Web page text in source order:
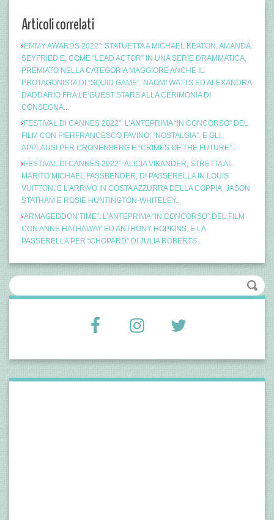
Articoli correlati
“EMMY AWARDS 2022”: STATUETTA A MICHAEL KEATON, AMANDA
SEYFRIED E, COME “LEAD ACTOR” IN UNA SERIE DRAMMATICA,
PREMIATO NELLA CATEGORIA MAGGIORE ANCHE IL
PROTAGONISTA DI “SQUID GAME”. NAOMI WATTS ED ALEXANDRA
DADDARIO FRA LE GUEST STARS ALLA CERIMONIA DI
CONSEGNA..
“FESTIVAL DI CANNES 2022”: L’ANTEPRIMA “IN CONCORSO” DEL
FILM CON PIERFRANCESCO FAVINO, “NOSTALGIA”. E GLI
APPLAUSI PER CRONENBERG E “CRIMES OF THE FUTURE”..
“FESTIVAL DI CANNES 2022”: ALICIA VIKANDER, STRETTA AL
MARITO MICHAEL FASSBENDER, DI PASSERELLA IN LOUIS
VUITTON. E L’ARRIVO IN COSTA AZZURRA DELLA COPPIA, JASON
STATHAM E ROSIE HUNTINGTON-WHITELEY..
“ARMAGEDDON TIME”: L’ANTEPRIMA “IN CONCORSO” DEL FILM
CON ANNE HATHAWAY ED ANTHONY HOPKINS. E LA
PASSERELLA PER “CHOPARD” DI JULIA ROBERTS..